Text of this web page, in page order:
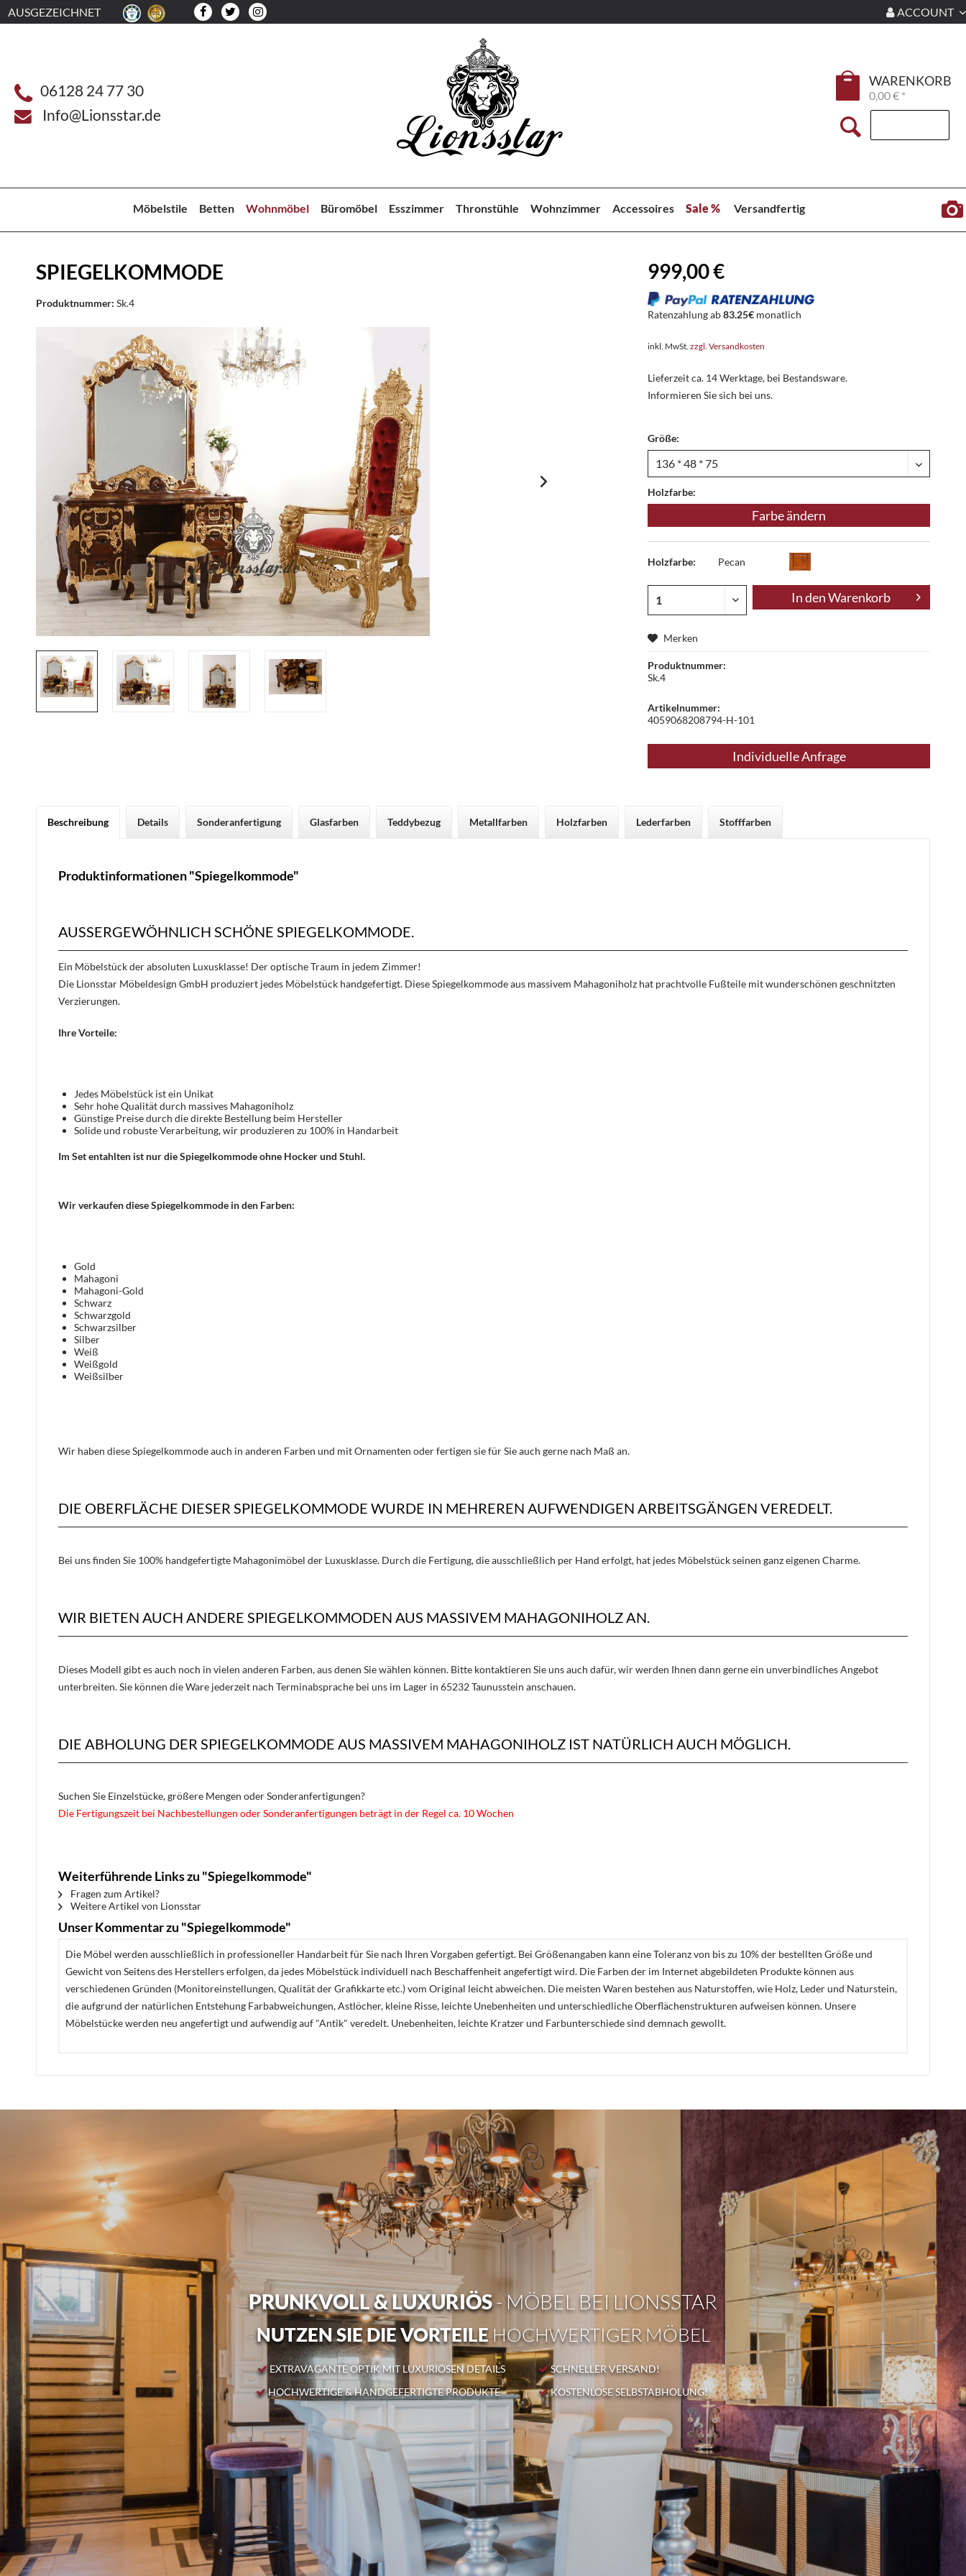
AUSGEZEICHNET ACCOUNT
06128 24 77 30
Info@Lionsstar.de
WARENKORB
0,00 € *
Möbelstile Betten Wohnmöbel Büromöbel Esszimmer Thronstühle Wohnzimmer Accessoires Sale % Versandfertig
SPIEGELKOMMODE
Produktnummer: Sk.4
999,00 €
Ratenzahlung ab83.25€ monatlich
inkl. MwSt.zzgl. Versandkosten
Lieferzeit ca. 14 Werktage, bei Bestandsware.
Informieren Sie sich bei uns.
Größe:
Holzfarbe:
Farbe ändern
Holzfarbe: Pecan
In denWarenkorb
Merken
Produktnummer:
Sk.4
Artikelnummer:
4059068208794-H-101
Individuelle Anfrage
Beschreibung Details Sonderanfertigung Glasfarben Teddybezug Metallfarben Holzfarben Lederfarben Stofffarben
Produktinformationen "Spiegelkommode"
AUSSERGEWÖHNLICH SCHÖNE SPIEGELKOMMODE.
Ein Möbelstück der absoluten Luxusklasse! Der optische Traum in jedem Zimmer!
Die Lionsstar Möbeldesign GmbH produziert jedes Möbelstück handgefertigt. Diese Spiegelkommode aus massivem Mahagoniholz hat prachtvolle Fußteile mit wunderschönen geschnitzten
Verzierungen.
Ihre Vorteile:
Jedes Möbelstück ist ein Unikat
Sehr hohe Qualität durch massives Mahagoniholz
Günstige Preise durch die direkte Bestellung beim Hersteller
Solide und robuste Verarbeitung, wir produzieren zu 100% in Handarbeit
Im Set entahlten ist nur die Spiegelkommode ohne Hocker und Stuhl.
Wir verkaufen diese Spiegelkommode in den Farben:
Gold
Mahagoni
Mahagoni-Gold
Schwarz
Schwarzgold
Schwarzsilber
Silber
Weiß
Weißgold
Weißsilber
Wir haben diese Spiegelkommode auch in anderen Farben und mit Ornamenten oder fertigen sie für Sie auch gerne nach Maß an.
DIE OBERFLÄCHE DIESER SPIEGELKOMMODE WURDE IN MEHREREN AUFWENDIGEN ARBEITSGÄNGEN VEREDELT.
Bei uns finden Sie 100% handgefertigte Mahagonimöbel der Luxusklasse. Durch die Fertigung, die ausschließlich per Hand erfolgt, hat jedes Möbelstück seinen ganz eigenen Charme.
WIR BIETEN AUCH ANDERE SPIEGELKOMMODEN AUS MASSIVEM MAHAGONIHOLZ AN.
Dieses Modell gibt es auch noch in vielen anderen Farben, aus denen Sie wählen können. Bitte kontaktieren Sie uns auch dafür, wir werden Ihnen dann gerne ein unverbindliches Angebot
unterbreiten. Sie können die Ware jederzeit nach Terminabsprache bei uns im Lager in 65232 Taunusstein anschauen.
DIE ABHOLUNG DER SPIEGELKOMMODE AUS MASSIVEM MAHAGONIHOLZ IST NATÜRLICH AUCH MÖGLICH.
Suchen Sie Einzelstücke, größere Mengen oder Sonderanfertigungen?
Die Fertigungszeit bei Nachbestellungen oder Sonderanfertigungen beträgt in der Regel ca. 10 Wochen
Weiterführende Links zu "Spiegelkommode"
Fragen zum Artikel?
Weitere Artikel von Lionsstar
Unser Kommentar zu "Spiegelkommode"
Die Möbel werden ausschließlich in professioneller Handarbeit für Sie nach Ihren Vorgaben gefertigt. Bei Größenangaben kann eine Toleranz von bis zu 10% der bestellten Größe und
Gewicht von Seitens des Herstellers erfolgen, da jedes Möbelstück individuell nach Beschaffenheit angefertigt wird. Die Farben der im Internet abgebildeten Produkte können aus
verschiedenen Gründen (Monitoreinstellungen, Qualität der Grafikkarte etc.) vom Original leicht abweichen. Die meisten Waren bestehen aus Naturstoffen, wie Holz, Leder und Naturstein,
die aufgrund der natürlichen Entstehung Farbabweichungen, Astlöcher, kleine Risse, leichte Unebenheiten und unterschiedliche Oberflächenstrukturen aufweisen können. Unsere
Möbelstücke werden neu angefertigt und aufwendig auf "Antik" veredelt. Unebenheiten, leichte Kratzer und Farbunterschiede sind demnach gewollt.
PRUNKVOLL & LUXURIÖS- MÖBEL BEI LIONSSTAR
NUTZEN SIE DIE VORTEILEHOCHWERTIGER MÖBEL
EXTRAVAGANTE OPTIK MIT LUXURIÖSEN DETAILS
HOCHWERTIGE & HANDGEFERTIGTE PRODUKTE
SCHNELLER VERSAND!
KOSTENLOSE SELBSTABHOLUNG!